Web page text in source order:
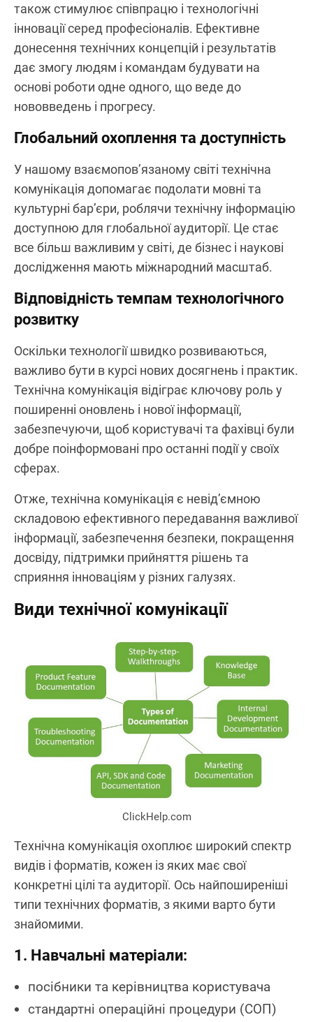
також стимулює співпрацю і технологічні
інновації серед професіоналів. Ефективне
донесення технічних концепцій і результатів
дає змогу людям і командам будувати на
основі роботи одне одного, що веде до
нововведень і прогресу.
Глобальний охоплення та доступність
У нашому взаємопов’язаному світі технічна
комунікація допомагає подолати мовні та
культурні бар’єри, роблячи технічну інформацію
доступною для глобальної аудиторії. Це стає
все більш важливим у світі, де бізнес і наукові
дослідження мають міжнародний масштаб.
Відповідність темпам технологічного
розвитку
Оскільки технології швидко розвиваються,
важливо бути в курсі нових досягнень і практик.
Технічна комунікація відіграє ключову роль у
поширенні оновлень і нової інформації,
забезпечуючи, щоб користувачі та фахівці були
добре поінформовані про останні події у своїх
сферах.
Отже, технічна комунікація є невід’ємною
складовою ефективного передавання важливої
інформації, забезпечення безпеки, покращення
досвіду, підтримки прийняття рішень та
сприяння інноваціям у різних галузях.
Види технічної комунікації
ClickHelp.com
Технічна комунікація охоплює широкий спектр
видів і форматів, кожен із яких має свої
конкретні цілі та аудиторії. Ось найпоширеніші
типи технічних форматів, з якими варто бути
знайомими.
1. Навчальні матеріали:
посібники та керівництва користувача
стандартні операційні процедури (СОП)